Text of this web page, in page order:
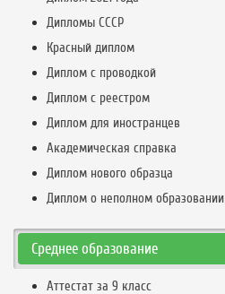
Дипломы СССР
Красный диплом
Диплом с проводкой
Диплом с реестром
Диплом для иностранцев
Академическая справка
Диплом нового образца
Диплом о неполном образовании
Среднее образование
Аттестат за 9 класс